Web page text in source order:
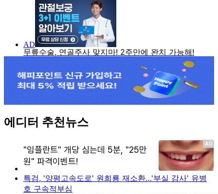
에디터 추천뉴스
특검, '양평고속도로' 원희룡 재소환…'부실 감사' 유병
호 구속적부심